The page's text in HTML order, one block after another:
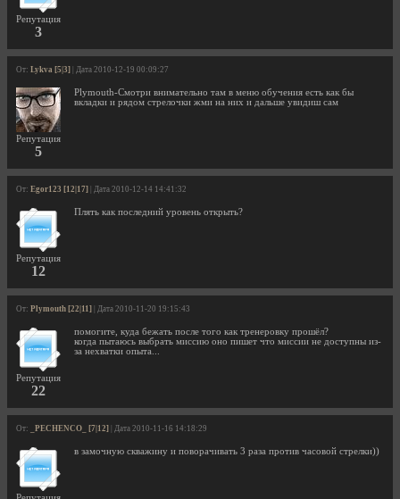
Репутация
3
От: Lykva [5|3] | Дата 2010-12-19 00:09:27
Репутация
5
Plymouth-Смотри внимательно там в меню обучения есть как бы
вкладки и рядом стрелочки жми на них и дальше увидиш сам
От: Egor123 [12|17] | Дата 2010-12-14 14:41:32
Репутация
12
Плять как последний уровень открыть?
От: Plymouth [22|11] | Дата 2010-11-20 19:15:43
Репутация
22
помогите, куда бежать после того как тренеровку прошёл?
когда пытаюсь выбрать миссию оно пишет что миссии не доступны из-
за нехватки опыта...
От: _PECHENCO_ [7|12] | Дата 2010-11-16 14:18:29
в замочную скважину и поворачивать 3 раза против часовой стрелки))